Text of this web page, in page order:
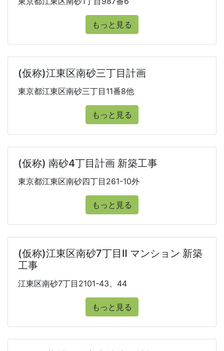
もっと見る
(仮称)江東区南砂三丁目計画
東京都江東区南砂三丁目11番8他
もっと見る
(仮称) 南砂4丁目計画 新築工事
東京都江東区南砂四丁目261-10外
もっと見る
(仮称)江東区南砂7丁目Ⅱ マンション 新築
工事
江東区南砂7丁目2101-43、44
もっと見る